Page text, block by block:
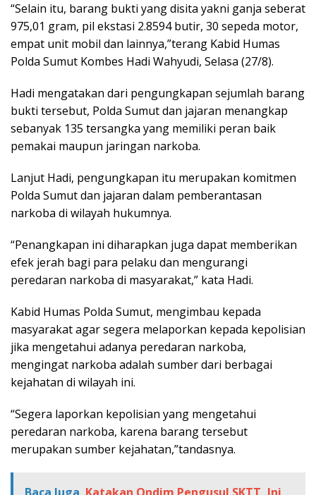
“Selain itu, barang bukti yang disita yakni ganja seberat
975,01 gram, pil ekstasi 2.8594 butir, 30 sepeda motor,
empat unit mobil dan lainnya,”terang Kabid Humas
Polda Sumut Kombes Hadi Wahyudi, Selasa (27/8).
Hadi mengatakan dari pengungkapan sejumlah barang
bukti tersebut, Polda Sumut dan jajaran menangkap
sebanyak 135 tersangka yang memiliki peran baik
pemakai maupun jaringan narkoba.
Lanjut Hadi, pengungkapan itu merupakan komitmen
Polda Sumut dan jajaran dalam pemberantasan
narkoba di wilayah hukumnya.
“Penangkapan ini diharapkan juga dapat memberikan
efek jerah bagi para pelaku dan mengurangi
peredaran narkoba di masyarakat,” kata Hadi.
Kabid Humas Polda Sumut, mengimbau kepada
masyarakat agar segera melaporkan kepada kepolisian
jika mengetahui adanya peredaran narkoba,
mengingat narkoba adalah sumber dari berbagai
kejahatan di wilayah ini.
“Segera laporkan kepolisian yang mengetahui
peredaran narkoba, karena barang tersebut
merupakan sumber kejahatan,”tandasnya.